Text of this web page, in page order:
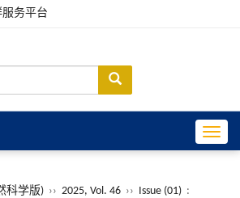
务平台
科学版) ›› 2025, Vol. 46 ›› Issue (01) :